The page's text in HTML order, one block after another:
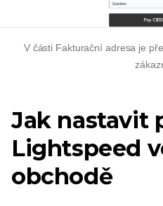
V části Fakturační adresa je
Jak nastavit
Lightspeed
obchodě